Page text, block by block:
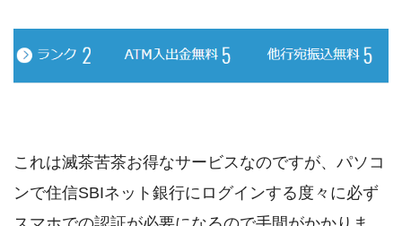
これは滅茶苦茶お得なサービスなのですが、パソコ
ンで住信SBIネット銀行にログインする度々に必ず